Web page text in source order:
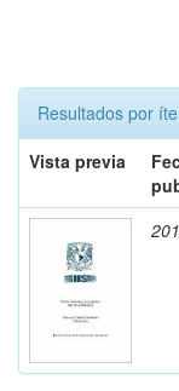
Resultados por
Vista previa